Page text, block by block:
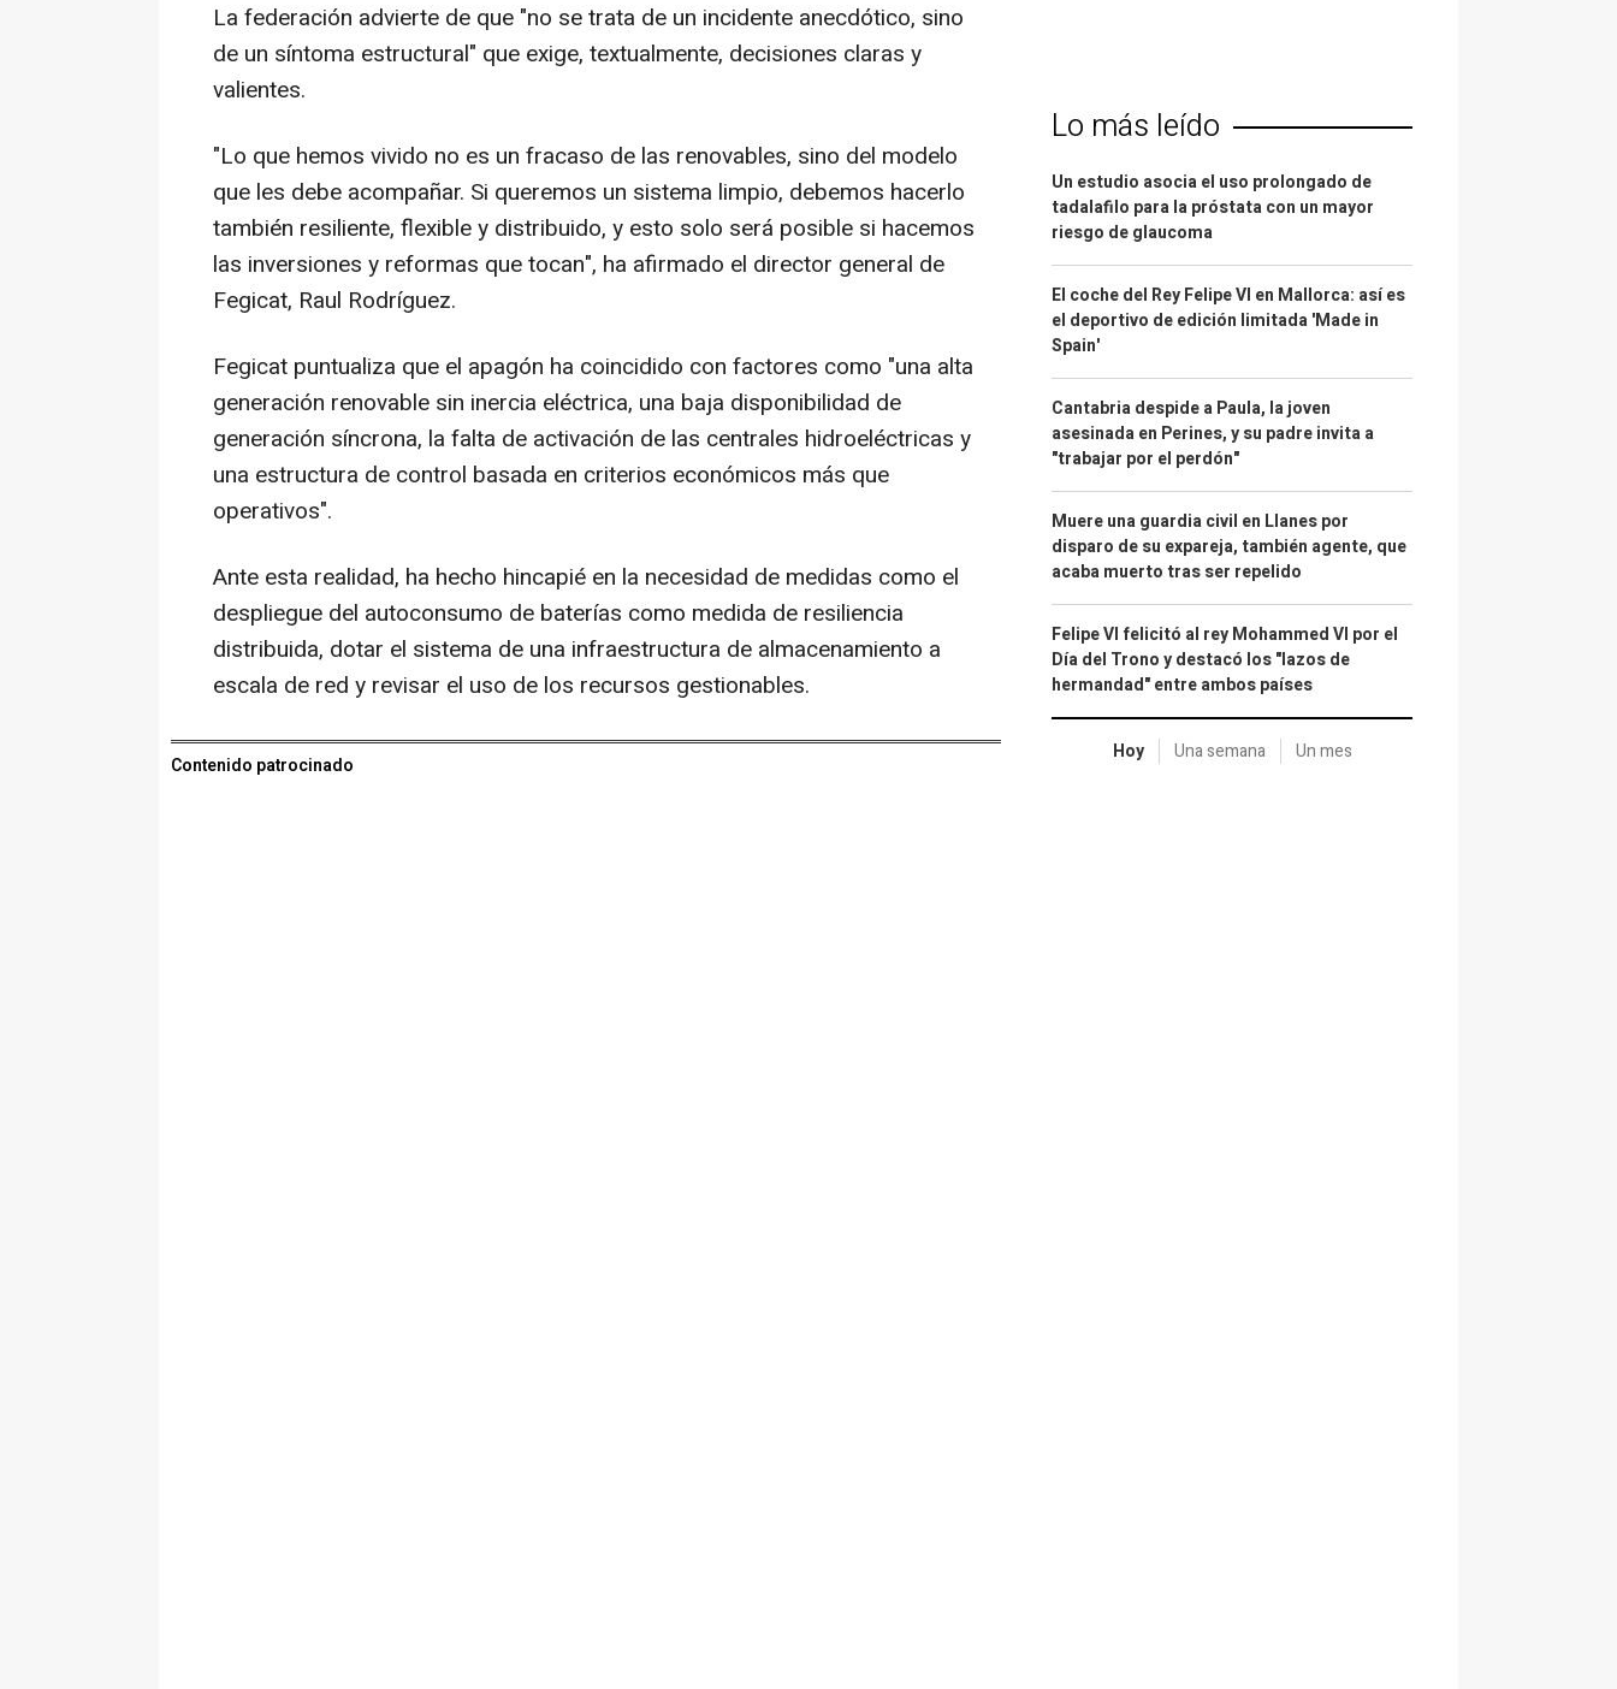
La federación advierte de que "no se trata de un incidente anecdótico, sino
de un síntoma estructural" que exige, textualmente, decisiones claras y
valientes.
"Lo que hemos vivido no es un fracaso de las renovables, sino del modelo
que les debe acompañar. Si queremos un sistema limpio, debemos hacerlo
también resiliente, flexible y distribuido, y esto solo será posible si hacemos
las inversiones y reformas que tocan", ha afirmado el director general de
Fegicat, Raul Rodríguez.
Fegicat puntualiza que el apagón ha coincidido con factores como "una alta
generación renovable sin inercia eléctrica, una baja disponibilidad de
generación síncrona, la falta de activación de las centrales hidroeléctricas y
una estructura de control basada en criterios económicos más que
operativos".
Ante esta realidad, ha hecho hincapié en la necesidad de medidas como el
despliegue del autoconsumo de baterías como medida de resiliencia
distribuida, dotar el sistema de una infraestructura de almacenamiento a
escala de red y revisar el uso de los recursos gestionables.
Contenido patrocinado
Lo más leído
Un estudio asocia el uso prolongado de
tadalafilo para la próstata con un mayor
riesgo de glaucoma
El coche del Rey Felipe VI en Mallorca: así es
el deportivo de edición limitada 'Made in
Spain'
Cantabria despide a Paula, la joven
asesinada en Perines, y su padre invita a
"trabajar por el perdón"
Muere una guardia civil en Llanes por
disparo de su expareja, también agente, que
acaba muerto tras ser repelido
Felipe VI felicitó al rey Mohammed VI por el
Día del Trono y destacó los "lazos de
hermandad" entre ambos países
Hoy Una semana Un mes